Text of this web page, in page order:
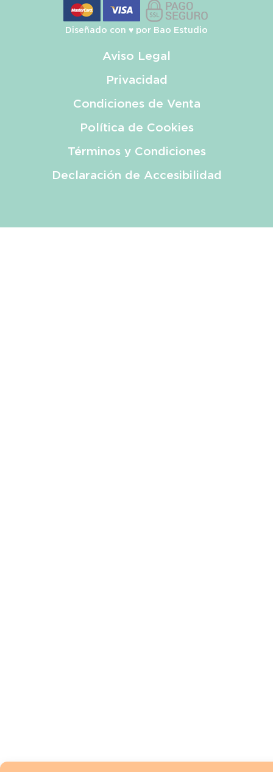
Diseñado con ♥️ por Bao Estudio
Aviso Legal
Privacidad
Condiciones de Venta
Política de Cookies
Términos y Condiciones
Declaración de Accesibilidad